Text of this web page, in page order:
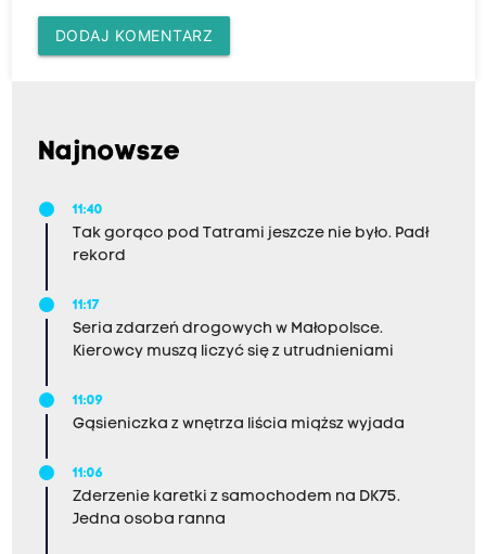
DODAJ KOMENTARZ
Najnowsze
11:40
Tak gorąco pod Tatrami jeszcze nie było. Padł
rekord
11:17
Seria zdarzeń drogowych w Małopolsce.
Kierowcy muszą liczyć się z utrudnieniami
11:09
Gąsieniczka z wnętrza liścia miąższ wyjada
11:06
Zderzenie karetki z samochodem na DK75.
Jedna osoba ranna